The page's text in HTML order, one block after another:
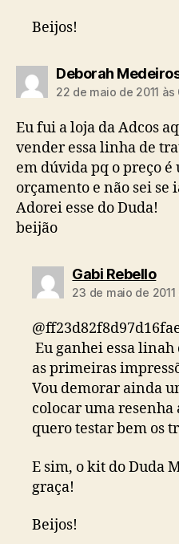
Beijos!
Deborah
22 de maio de 2011 às
Eu fui a loja da Adcos
vender essa linha de
em dúvida pq o preço
orçamento e não sei se
Adorei esse do Duda!
beijão
Gabi Rebellodiz:
23 de maio de
Eu ganhei essa linah
as primeiras
Vou demorar ainda
colocar uma
quero testar bem os
E sim, o kit do Duda
graça!
Beijos!